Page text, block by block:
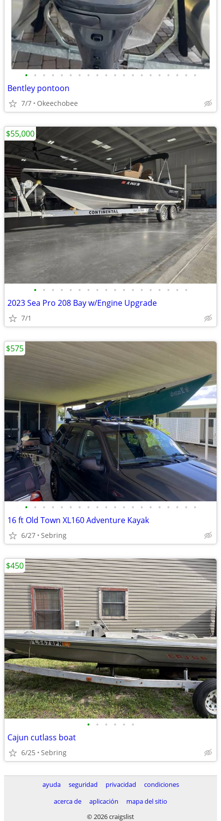
• • • • • • • • • • • • • • • • • • • •
Bentley pontoon
7/7 Okeechobee
• • • • • • • • • • • • • • • • • •
2023 Sea Pro 208 Bay w/Engine Upgrade
7/1
$55,000
• • • • • • • • • • • • • • • • • • • •
16 ft Old Town XL160 Adventure Kayak
6/27 Sebring
$575
• • • • • •
Cajun cutlass boat
6/25 Sebring
$450
ayuda seguridad privacidad
condiciones
acerca de
aplicación
mapa del sitio
© 2026 craigslist